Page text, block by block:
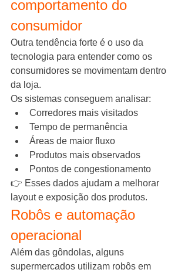
comportamento do
consumidor
Outra tendência forte é o uso da
tecnologia para entender como os
consumidores se movimentam dentro
da loja.
Os sistemas conseguem analisar:
Corredores mais visitados
Tempo de permanência
Áreas de maior fluxo
Produtos mais observados
Pontos de congestionamento
👉 Esses dados ajudam a melhorar
layout e exposição dos produtos.
Robôs e automação
operacional
Além das gôndolas, alguns
supermercados utilizam robôs em